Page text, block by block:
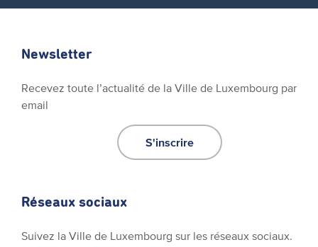
Newsletter
Recevez toute l’actualité de la Ville de Luxembourg par
email
S'inscrire
Réseaux sociaux
Suivez la Ville de Luxembourg sur les réseaux sociaux.